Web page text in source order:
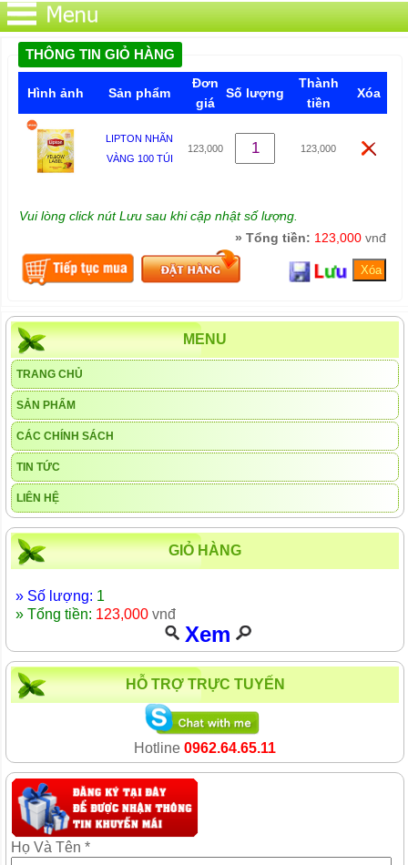
THÔNG TIN GIỎ HÀNG
Hình ảnh Sản phẩm
Đơn
giá
Số lượng
Thành
tiền
Xóa
LIPTON NHÃN
VÀNG 100 TÚI
123,000 123,000
Vui lòng click nút Lưu sau khi cập nhật số lượng.
» Tổng tiền: 123,000vnđ
MENU
TRANG CHỦ
SẢN PHẨM
CÁC CHÍNH SÁCH
TIN TỨC
LIÊN HỆ
GIỎ HÀNG
» Số lượng: 1
» Tổng tiền: 123,000 vnđ
Xem
HỖ TRỢ TRỰC TUYẾN
Hotline 0962.64.65.11
Họ Và Tên *